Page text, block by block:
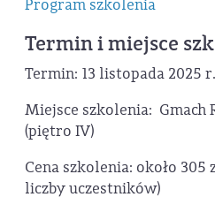
Program szkolenia
Termin i miejsce
Termin: 13 listopada 2025
Miejsce szkolenia: Gmach
(piętro IV)
Cena szkolenia: około 305
liczby uczestników)